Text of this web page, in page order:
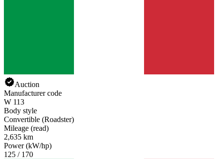
Auction
Manufacturer code
W 113
Body style
Convertible (Roadster)
Mileage (read)
2,635 km
Power (kW/hp)
125 / 170